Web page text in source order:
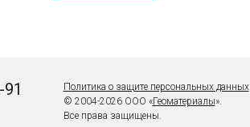
Политика о защите персональных данных
© 2004-2026 ООО «Геоматериалы».
Все права защищены.